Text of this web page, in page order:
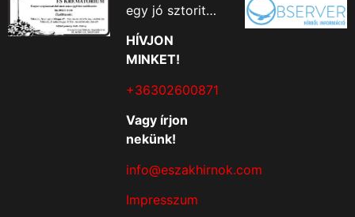
egy jó sztorit…
HÍVJON
MINKET!
+36302600871
Vagy írjon
nekünk!
info@eszakhirnok.com
Impresszum